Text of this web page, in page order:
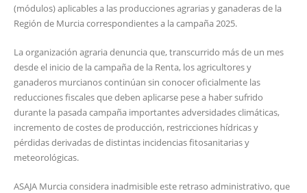
(módulos) aplicables a las producciones agrarias y ganaderas de la
Región de Murcia correspondientes a la campaña 2025.
La organización agraria denuncia que, transcurrido más de un mes
desde el inicio de la campaña de la Renta, los agricultores y
ganaderos murcianos continúan sin conocer oficialmente las
reducciones fiscales que deben aplicarse pese a haber sufrido
durante la pasada campaña importantes adversidades climáticas,
incremento de costes de producción, restricciones hídricas y
pérdidas derivadas de distintas incidencias fitosanitarias y
meteorológicas.
ASAJA Murcia considera inadmisible este retraso administrativo, que